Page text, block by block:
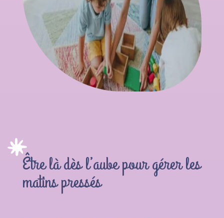
Être là dès l’aube pour gérer les
matins pressés